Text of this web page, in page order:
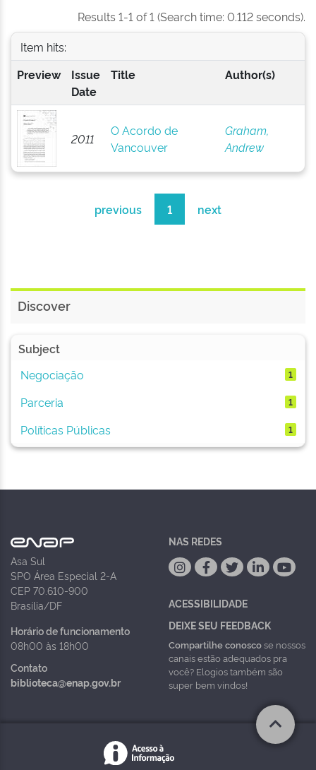
Results 1-1 of 1 (Search time: 0.112 seconds).
Item hits:
Preview
Issue
Date
Title Author(s)
2011
O Acordo de
Vancouver
Graham,
Andrew
previous 1 next
Discover
Subject
Negociação
1
Parceria 1
Políticas Públicas 1
Asa Sul
SPO Área Especial 2-A
CEP 70.610-900
Brasília/DF
Horário de funcionamento
08h00 às 18h00
Contato
biblioteca@enap.gov.br
NAS REDES
ACESSIBILIDADE
DEIXE SEU FEEDBACK
Compartilhe conoscose nossos
canais estão adequados pra
você? Elogios também são
super bem vindos!